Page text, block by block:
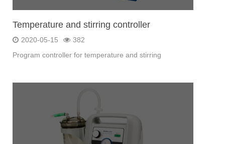
Temperature and stirring controller
2020-05-15
382
Program controller for temperature and stirring